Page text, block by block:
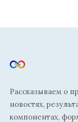
Рассказываем о
новостях,
компонентах,